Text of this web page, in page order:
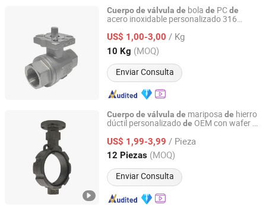
Cuerpode válvula de bola de PCde
acero inoxidable personalizado 316
cuerpode válvula de
US$ 1,00-3,00 / Kg
10 Kg (MOQ)
Enviar Consulta
Shenyang New Densen Casting and Forging Co., Ltd.
Liaoning, China Desde 2015
Cuerpode válvula de mariposa de hierro
dúctil personalizadode OEM con wafer y
US$ 1,99-3,99 / Pieza
12 Piezas (MOQ)
Enviar Consulta
Ruici Metal Product (Dalian) Co., Ltd
Liaoning, China Desde 2025